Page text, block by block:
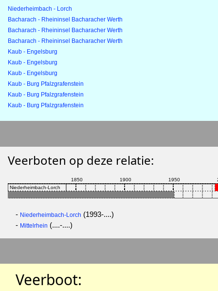
Niederheimbach - Lorch
Bacharach - Rheininsel Bacharacher Werth
Bacharach - Rheininsel Bacharacher Werth
Bacharach - Rheininsel Bacharacher Werth
Kaub - Engelsburg
Kaub - Engelsburg
Kaub - Engelsburg
Kaub - Burg Pfalzgrafenstein
Kaub - Burg Pfalzgrafenstein
Kaub - Burg Pfalzgrafenstein
Veerboten op deze relatie:
- Niederheimbach-Lorch (1993-....)
- Mittelrhein (....-....)
Veerboot: